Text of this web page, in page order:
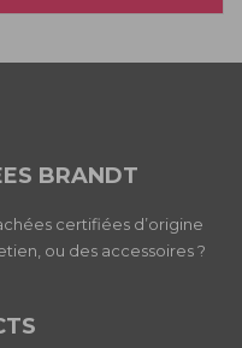
BRANDT
certifiées d’origine
ou des accessoires ?